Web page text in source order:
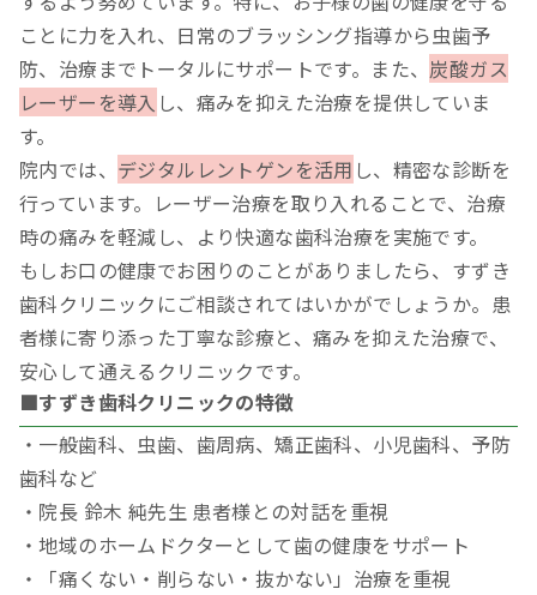
ことに力を入れ、日常のブラッシング指導から虫歯予
防、治療までトータルにサポートです。また、 炭酸ガス
レーザーを導入 し、痛みを抑えた治療を提供していま
す。
院内では、 デジタルレントゲンを活用 し、精密な診断を
行っています。レーザー治療を取り入れることで、治療
時の痛みを軽減し、より快適な歯科治療を実施です。
もしお口の健康でお困りのことがありましたら、すずき
歯科クリニックにご相談されてはいかがでしょうか。患
者様に寄り添った丁寧な診療と、痛みを抑えた治療で、
安心して通えるクリニックです。
■すずき歯科クリニックの特徴
・一般歯科、虫歯、歯周病、矯正歯科、小児歯科、予防
歯科など
・院長 鈴木 純先生 患者様との対話を重視
・地域のホームドクターとして歯の健康をサポート
・「痛くない・削らない・抜かない」治療を重視